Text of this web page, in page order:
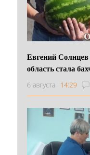
Евгений
область стала
6 августа 14:29